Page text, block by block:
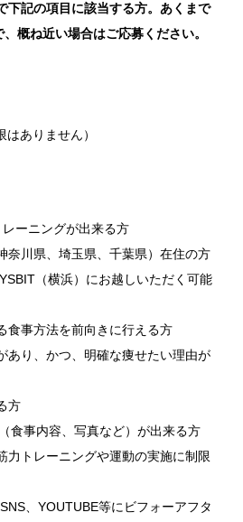
下記の項目に該当する方。あくまで
概ね近い場合はご応募ください。
ありません）
ーニングが出来る方
奈川県、埼玉県、千葉県）在住の方
（横浜）にお越しいただく可能
食事方法を前向きに行える方
あり、かつ、明確な痩せたい理由が
方
食事内容、写真など）が出来る方
力トレーニングや運動の実施に制限
、YOUTUBE等にビフォーアフタ